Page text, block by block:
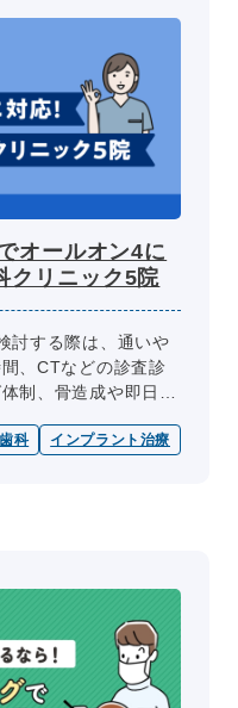
オールオン4に
クリニック5院
討する際は、通いや
、CTなどの診査診
制、骨造成や即日仮
数本...
科 インプラント治療